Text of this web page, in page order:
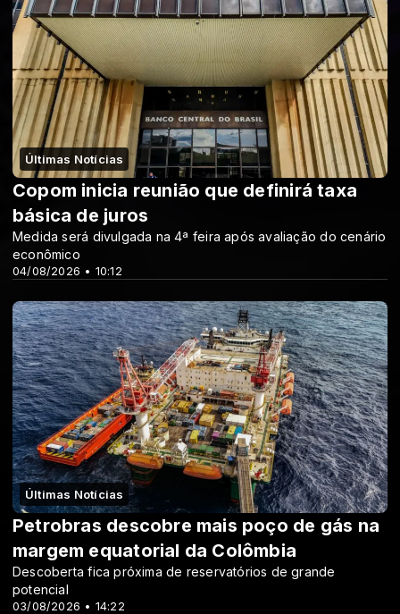
Últimas Notícias
04/08/2026 • 10:12
Copom inicia reunião que definirá taxa
básica de juros
Medida será divulgada na 4ª feira após avaliação do cenário
econômico
Últimas Notícias
03/08/2026 • 14:22
Petrobras descobre mais poço de gás na
margem equatorial da Colômbia
Descoberta fica próxima de reservatórios de grande
potencial